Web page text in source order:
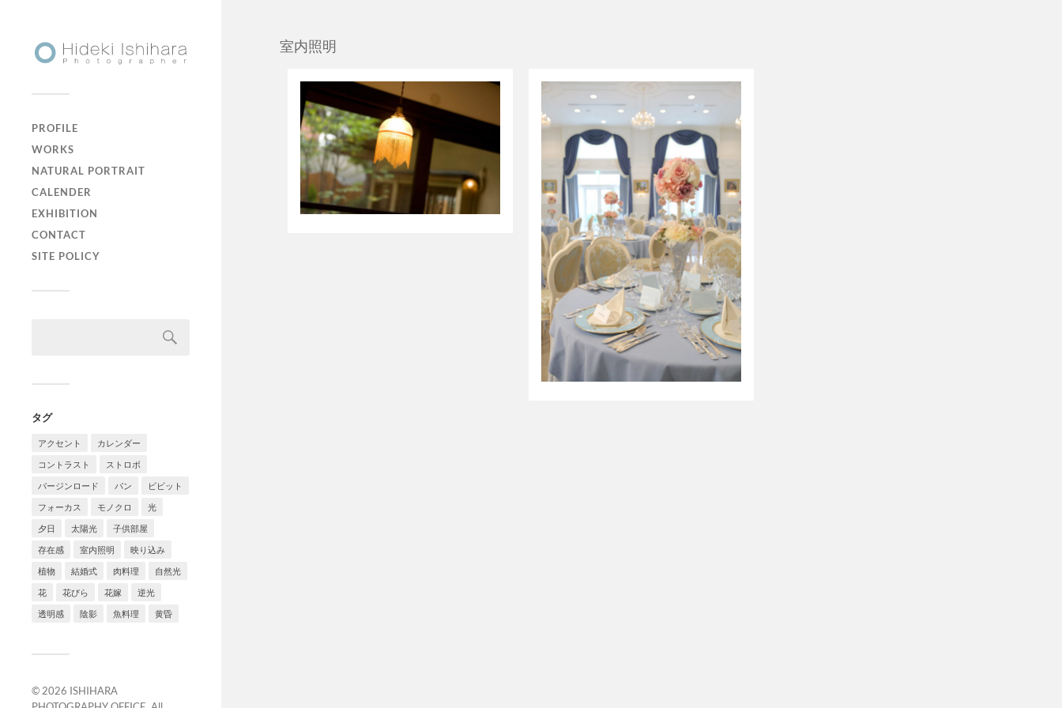
PROFILE
WORKS
NATURAL PORTRAIT
CALENDER
EXHIBITION
CONTACT
SITE POLICY
タグ
アクセント カレンダー
コントラスト ストロボ
バージンロード パン ビビット
フォーカス モノクロ 光
夕日 太陽光 子供部屋
存在感 室内照明 映り込み
植物 結婚式 肉料理 自然光
花 花びら 花嫁 逆光
透明感 陰影 魚料理 黄昏
© 2026 ISHIHARA
室内照明